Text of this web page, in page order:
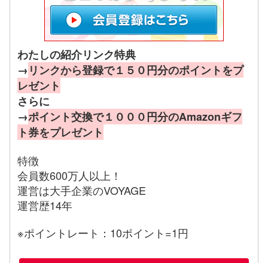
わたしの紹介リンク特典
→ リンクから登録で１５０円分のポイントをプ
レゼント
さらに
→ポイント交換で１０００円分のAmazonギフ
ト券をプレゼント
特徴
会員数600万人以上！
運営は大手企業のVOYAGE
運営歴14年
※ポイントレート：10ポイント=1円